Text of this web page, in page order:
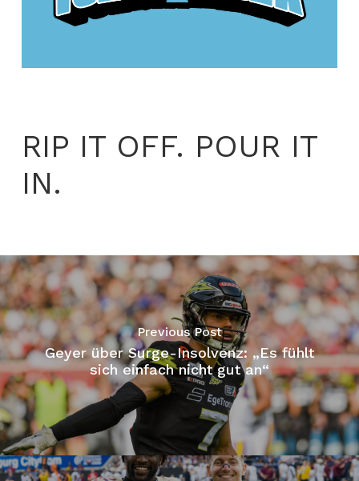
RIP IT OFF. POUR IT
IN.
Previous Post
Geyer über Surge-Insolvenz: „Es fühlt
sich einfach nicht gut an“